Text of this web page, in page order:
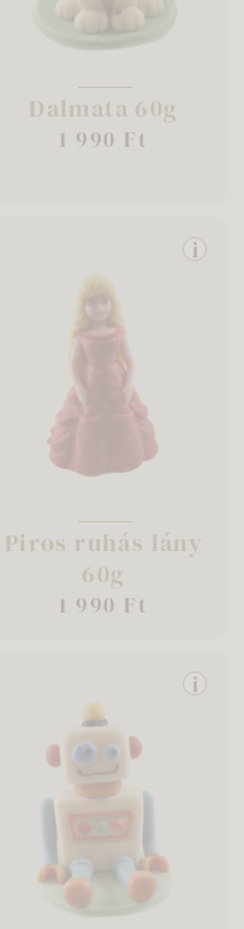
Dalmata 60g
1 990 Ft
i
Piros ruhás lány
60g
1 990 Ft
i